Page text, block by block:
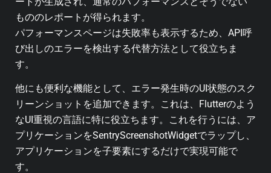
もののレポートが得られます。
パフォーマンスページは失敗率も表示するため、API呼
び出しのエラーを検出する代替方法として役立ちま
す。
他にも便利な機能として、エラー発生時のUI状態のスク
リーンショットを追加できます。これは、Flutterのよう
なUI重視の言語に特に役立ちます。これを行うには、ア
プリケーションをSentryScreenshotWidgetでラップし、
アプリケーションを子要素にするだけで実現可能で
す。